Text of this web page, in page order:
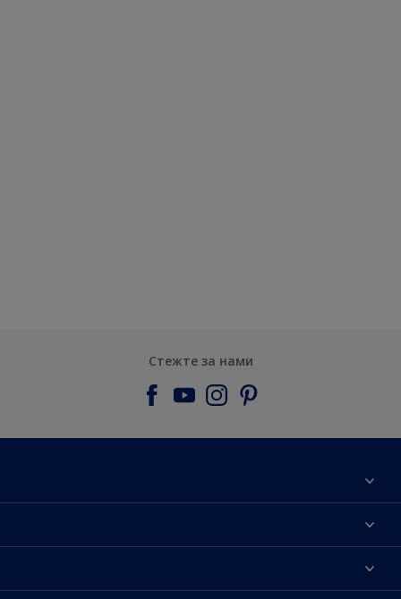
Стежте за нами
Контактна iнформацiя
Продукцiя